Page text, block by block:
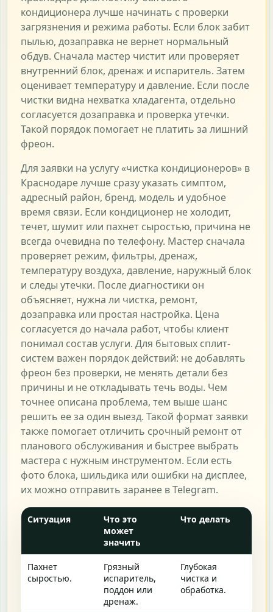
кондиционера лучше начинать с проверки
загрязнения и режима работы. Если блок забит
пылью, дозаправка не вернет нормальный
обдув. Сначала мастер чистит или проверяет
внутренний блок, дренаж и испаритель. Затем
оценивает температуру и давление. Если после
чистки видна нехватка хладагента, отдельно
согласуется дозаправка и проверка утечки.
Такой порядок помогает не платить за лишний
фреон.
Для заявки на услугу «чистка кондиционеров» в
Краснодаре лучше сразу указать симптом,
адресный район, бренд, модель и удобное
время связи. Если кондиционер не холодит,
течет, шумит или пахнет сыростью, причина не
всегда очевидна по телефону. Мастер сначала
проверяет режим, фильтры, дренаж,
температуру воздуха, давление, наружный блок
и следы утечки. После диагностики он
объясняет, нужна ли чистка, ремонт,
дозаправка или простая настройка. Цена
согласуется до начала работ, чтобы клиент
понимал состав услуги. Для бытовых сплит-
систем важен порядок действий: не добавлять
фреон без проверки, не менять детали без
причины и не откладывать течь воды. Чем
точнее описана проблема, тем выше шанс
решить ее за один выезд. Такой формат заявки
также помогает отличить срочный ремонт от
планового обслуживания и быстрее выбрать
мастера с нужным инструментом. Если есть
фото блока, шильдика или ошибки на дисплее,
их можно отправить заранее в Telegram.
Ситуация
Что это
может
значить
Что делать
Пахнет
сыростью.
Грязный
испаритель,
поддон или
дренаж.
Глубокая
чистка и
обработка.